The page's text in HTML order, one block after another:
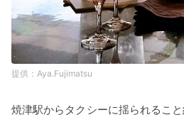
Aya.Fujimatsu
焼津駅からタクシーに揺られるこ